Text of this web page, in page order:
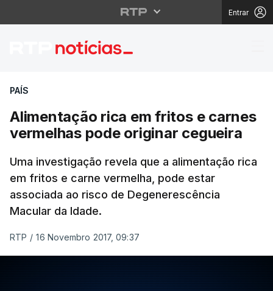
Entrar
Alimentação rica em
PAÍS
Alimentação rica em fritos e carnes
vermelhas pode originar cegueira
Uma investigação revela que a alimentação rica
em fritos e carne vermelha, pode estar
associada ao risco de Degenerescência
Macular da Idade.
RTP / 16 Novembro 2017, 09:37